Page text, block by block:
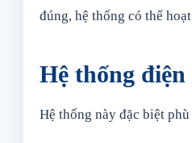
đúng, hệ thống có thể
Hệ thống
Hệ thống này đặc biệt